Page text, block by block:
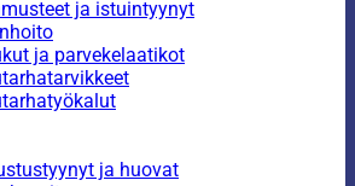
ja istuintyynyt
ja parvekelaatikot
ja huovat